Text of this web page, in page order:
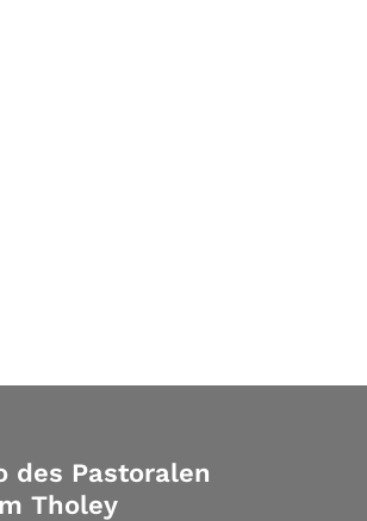
des Pastoralen
Tholey